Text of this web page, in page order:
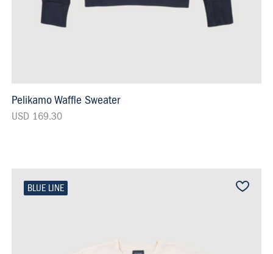
Pelikamo Waffle Sweater
USD 169.30
BLUE LINE